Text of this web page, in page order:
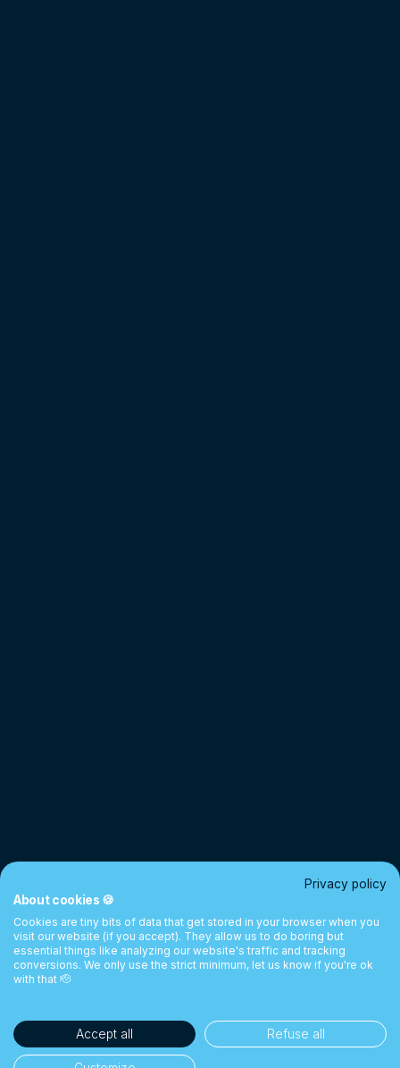
Privacy policy
About cookies 🍪
Cookies are tiny bits of data that get stored in your browser when you
visit our website (if you accept). They allow us to do boring but
essential things like analyzing our website's traffic and tracking
conversions. We only use the strict minimum, let us know if you're ok
with that 🫡
Accept all Refuse all